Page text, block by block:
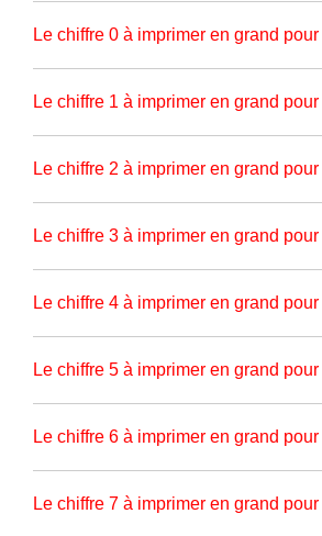
Le chiffre 0 à imprimer en grand
Le chiffre 1 à imprimer en grand
Le chiffre 2 à imprimer en grand
Le chiffre 3 à imprimer en grand
Le chiffre 4 à imprimer en grand
Le chiffre 5 à imprimer en grand
Le chiffre 6 à imprimer en grand
Le chiffre 7 à imprimer en grand